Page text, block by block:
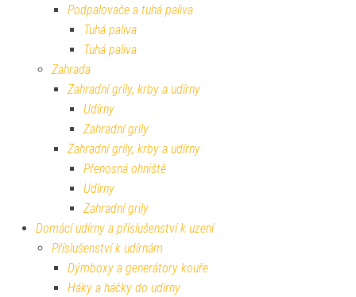
Podpalovače a tuhá paliva
Tuhá paliva
Tuhá paliva
Zahrada
Zahradní grily, krby a udírny
Udírny
Zahradní grily
Zahradní grily, krby a udírny
Přenosná ohniště
Udírny
Zahradní grily
Domácí udírny a příslušenství k uzení
Příslušenství k udírnám
Dýmboxy a generátory kouře
Háky a háčky do udírny